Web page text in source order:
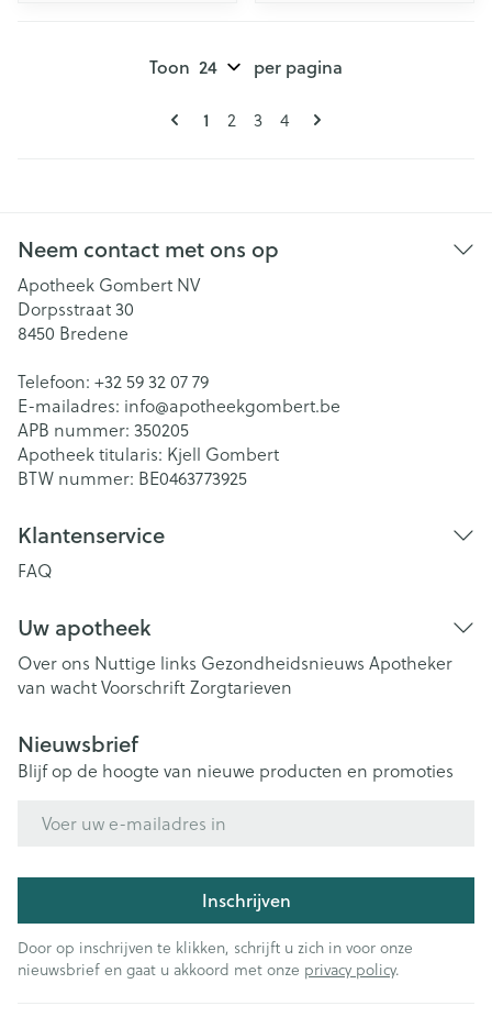
Pagina's
U lees momenteel pagina
1 Pagina
2 Pagina
3 Pagina
4
Toon per pagina
Neem contact met ons op
Apotheek Gombert NV
Dorpsstraat 30
8450 Bredene
Telefoon: +32 59 32 07 79
E-mailadres: info@apotheekgombert.be
APB nummer: 350205
Apotheek titularis: Kjell Gombert
BTW nummer: BE0463773925
Klantenservice
FAQ
Uw apotheek
Over ons Nuttige links Gezondheidsnieuws Apotheker
van wachtVoorschriftZorgtarieven
Nieuwsbrief
Blijf op de hoogte van nieuwe producten en promoties
Inschrijven
Door op inschrijven te klikken, schrijft u zich in voor onze
nieuwsbrief en gaat u akkoord met onze privacy policy.